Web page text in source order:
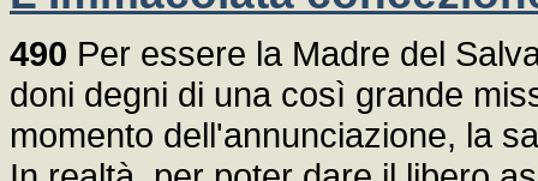
490 Per essere la Madre del
doni degni di una così grande
momento dell'annunciazione, la